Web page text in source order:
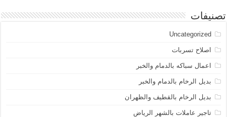
تصنيفات
Uncategorized
اصلاح تسربات
اعمال سباكه بالدمام والخبر
بديل الرخام بالدمام والخبر
بديل الرخام بالقطيف والظهران
تاجير عاملات بالشهر الرياض